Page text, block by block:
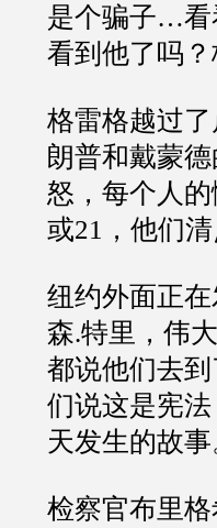
是个骗子…看
看到他了吗
格雷格越过
朗普和戴蒙
怒，每个人的
或21，他们
纽约外面正
森.特里，伟
都说他们去
们说这是宪
天发生的故事
检察官布里